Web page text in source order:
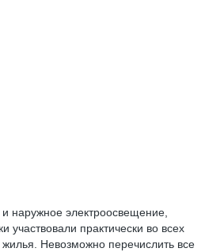
наружное электроосвещение,
практически во всех
Невозможно перечислить все